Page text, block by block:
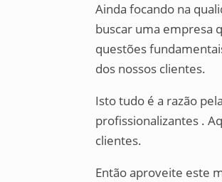
Ainda focando na
buscar uma empresa
questões
dos nossos clientes.
Isto tudo é a razão
profissionalizantes .
clientes.
Então aproveite este